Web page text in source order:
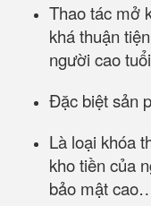
Thao tác mở
khá thuận
người cao
Đặc biệt sản
Là loại khóa
kho tiền của
bảo mật